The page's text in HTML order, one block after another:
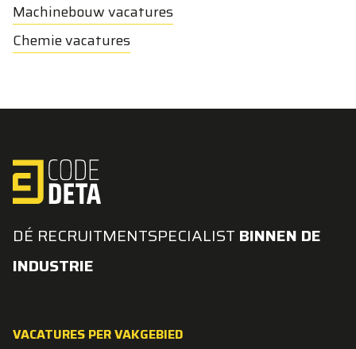
Machinebouw vacatures
Chemie vacatures
DÉ RECRUITMENTSPECIALIST BINNEN DE
INDUSTRIE
VACATURES PER VAKGEBIED